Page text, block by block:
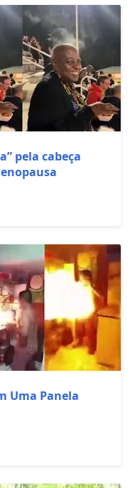
pela cabeça
Uma Panela